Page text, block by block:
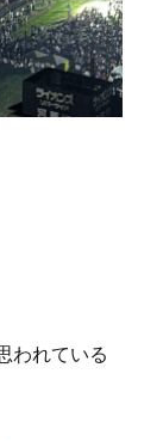
われている